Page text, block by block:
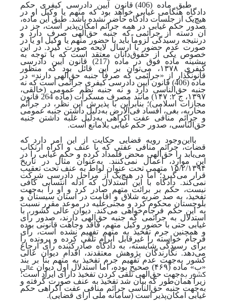
طبق ماده (406) قانون آیین دادرسی کیفری حکم
دادگاه هنگامی غیابی خواهد بود که متهم یا وکیل او در
هیچیک از جلسات دادگاه حاضر نشده باشد. طبق این ماده،
صدور حکم غیابی در همه جرائم امکان‌پذیر است، جز در
آن دسته از جرائمی که جنبه حق‌الهی صرف دارد و
درنتیجه رسیدگی لزوماً باید با حضور متهم یا وکیل او یا در
صورت عدم حضور با ارسال لایحه صورت گیرد. در این
خصوص یکی از حقوق‌دانان معتقد است که با توجه ‌به
پیشینه ماده فوق در ماده (217) قانون آیین دادرسی
کیفری ۱۳۷۸، می‌توان بر این قائل بود که منظور
قانونگذار از «جرائمی که صرفاً جنبه حق‌الهی دارند» در
ماده (406) قانون آیین دادرسی کیفری جرائمی است که نه
جنبه حق‌الناسی دارد و نه جنبه نظم عمومی (خالقی،
۱۳۹۷، ج ۲: ۱۴۷)
مانند مصرف مسکرات (ماده 264 قانون
مجازات اسلامی)؛ بنابراین با پذیرش این نظر، در جرائم
محاربه، بغی، افساد فی‌الارض به‌دلیل‌ داشتن جنبه عمومی
و جرائم منافی عفت اکراهی به‌دلیل غلبه داشتن جنبه
حق‌الناسی، صدور حکم غیابی بلامانع است.
بااین‌وجود رویه قضایی حکایت از این امر دارد که
قضات، جرائم منافی عفتی که با عنف و اکراه ارتکاب
می‌یابد را حق‌الهی محض قلمداد کرده و حکم غیابی را در
این موارد، اعمال نمی‌کنند. به‌عنوان‌ مثال در تاریخ
۱۵/۲/۱۳۹۴ متهمی تحت عنوان لواط به عنف تحت تعقیب
قرار می‌گیرد؛ اما در هیچیک از مراحل دادرسی شرکت
نمی‌کند. دادگاه با این استدلال که ادله انتسابی کافی
نیست، حکم بر برائت متهم صادر کرد و او را بهجهت
تفخیذ، به صد ضربه شلاق و اقامت در استان سیستان و
بلوچستان محکوم کرد و مجنی‌علیه در موعد مقرر نسبت
به این حکم فرجام‌خواهی می‌کند. دیوان عالی کشور، با
استدلال به جرائمی که جنبه حق‌الهی دارند، صدور رأی
غیابی حتی با حضور وکیل متهم، فاقد وجاهت قانونی بوده
و همچنین جرم تفخیذ به متهم تفهیم نشده است، رأی
فرجام‌ خواسته را غیرقابل ابرام تلقی کرده و پرونده را
برای رسیدگی شایسته، به دادگاه صادرکننده رأی ارجاع
می‌دهد. نگارندگان پژوهش معتقدند، اقدام دیوان عالی
کشور بهجهت عدم تفهیم جرم تفخیذ به متهم بنا بر بند
«ب» ماده (۴۶۹) صحیح بوده، اما استدلال اول دیوان
عالی کشور بهجهت حق‌الهی تلقی کردن تفخیذ دارای ایراد است؛
زیرا همان‌طور که بیان شد تفخیذ به عنف صورت‌ گرفته و
بهجهت جنبه حق‌الناسی جرائم منافی عفت اکراهی حکم
غیابی امکان‌پذیر است (سامانه ملی آرای قضایی).